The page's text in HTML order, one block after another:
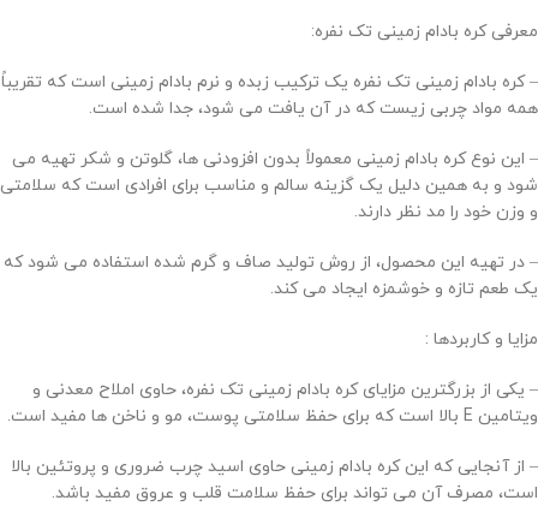
معرفی کره بادام زمینی تک نفره:
– کره بادام زمینی تک نفره یک ترکیب زبده و نرم بادام زمینی است که تقریباً
همه مواد چربی زیست که در آن یافت می شود، جدا شده است.
– این نوع کره بادام زمینی معمولاً بدون افزودنی ها، گلوتن و شکر تهیه می
شود و به همین دلیل یک گزینه سالم و مناسب برای افرادی است که سلامتی
و وزن خود را مد نظر دارند.
– در تهیه این محصول، از روش تولید صاف و گرم شده استفاده می شود که
یک طعم تازه و خوشمزه ایجاد می کند.
مزایا و کاربردها :
– یکی از بزرگترین مزایای کره بادام زمینی تک نفره، حاوی املاح معدنی و
ویتامین E بالا است که برای حفظ سلامتی پوست، مو و ناخن ها مفید است.
– از آنجایی که این کره بادام زمینی حاوی اسید چرب ضروری و پروتئین بالا
است، مصرف آن می تواند برای حفظ سلامت قلب و عروق مفید باشد.